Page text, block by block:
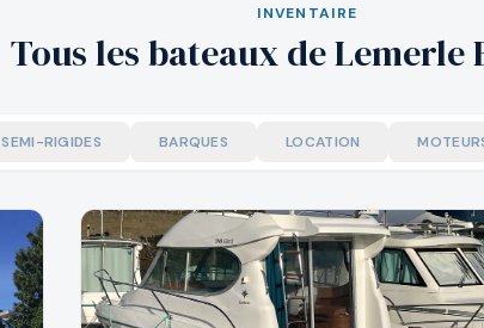
INVENTAIRE
Tous les bateaux de Lemerle
SEMI-RIGIDES BARQUES LOCATION